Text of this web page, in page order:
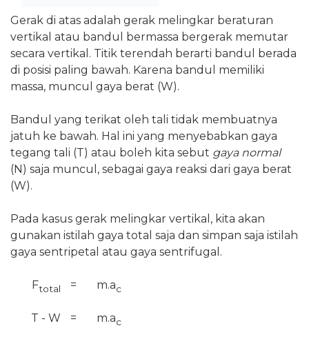
Gerak di atas adalah gerak melingkar beraturan
vertikal atau bandul bermassa bergerak memutar
secara vertikal. Titik terendah berarti bandul berada
di posisi paling bawah. Karena bandul memiliki
massa, muncul gaya berat (W).
Bandul yang terikat oleh tali tidak membuatnya
jatuh ke bawah. Hal ini yang menyebabkan gaya
tegang tali (T) atau boleh kita sebut gaya normal
(N) saja muncul, sebagai gaya reaksi dari gaya berat
(W).
Pada kasus gerak melingkar vertikal, kita akan
gunakan istilah gaya total saja dan simpan saja istilah
gaya sentripetal atau gaya sentrifugal.
Ftotal = m.ac
T - W = m.ac